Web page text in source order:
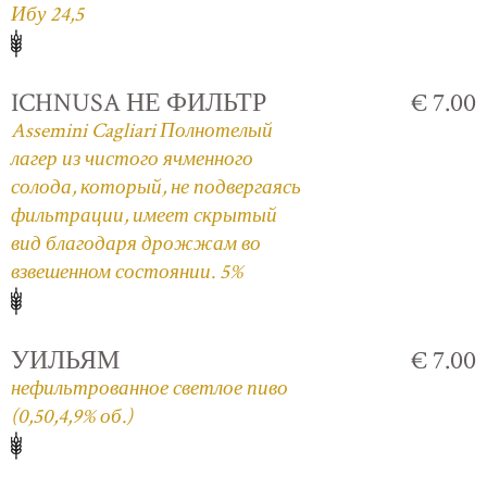
Ибу 24,5
ICHNUSA НЕ ФИЛЬТР
Assemini Cagliari Полнотелый
лагер из чистого ячменного
солода, который, не подвергаясь
фильтрации, имеет скрытый
вид благодаря дрожжам во
взвешенном состоянии. 5%
€ 7.00
УИЛЬЯМ
нефильтрованное светлое пиво
(0,50,4,9% об.)
€ 7.00